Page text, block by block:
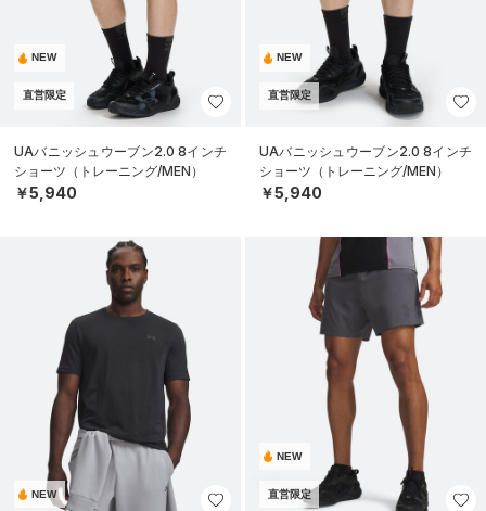
NEW
直営限定
UAバニッシュウーブン2.0 8インチ
ショーツ（トレーニング/MEN）
￥5,940
NEW
直営限定
UAバニッシュウーブン2.0 8インチ
ショーツ（トレーニング/MEN）
￥5,940
NEW
NEW
直営限定